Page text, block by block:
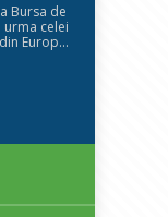
Bursa de
urma celei
Europ...